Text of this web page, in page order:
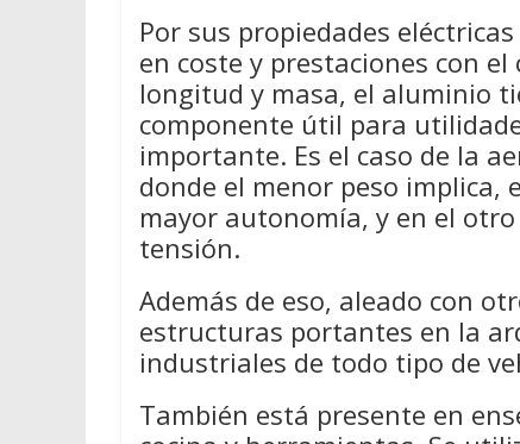
Por sus propiedades
en coste y prestaciones con
longitud y masa, el aluminio
componente útil para
importante. Es el caso de la
donde el menor peso implica,
mayor autonomía, y en el
tensión.
Además de eso, aleado con
estructuras portantes en la
industriales de todo tipo de
También está presente en